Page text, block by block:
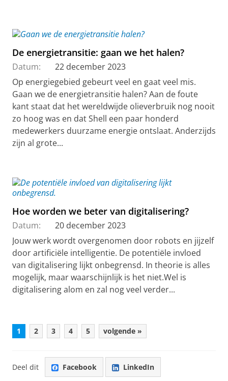
De energietransitie: gaan we het halen?
Datum:
22 december 2023
Op energiegebied gebeurt veel en gaat veel mis.
Gaan we de energietransitie halen? Aan de foute
kant staat dat het wereldwijde olieverbruik nog nooit
zo hoog was en dat Shell een paar honderd
medewerkers duurzame energie ontslaat. Anderzijds
zijn al grote...
Hoe worden we beter van digitalisering?
Datum:
20 december 2023
Jouw werk wordt overgenomen door robots en jijzelf
door artificiële intelligentie. De potentiële invloed
van digitalisering lijkt onbegrensd. In theorie is alles
mogelijk, maar waarschijnlijk is het niet.Wel is
digitalisering alom en zal nog veel verder...
1 2 3 4 5 volgende »
Deel dit Facebook LinkedIn